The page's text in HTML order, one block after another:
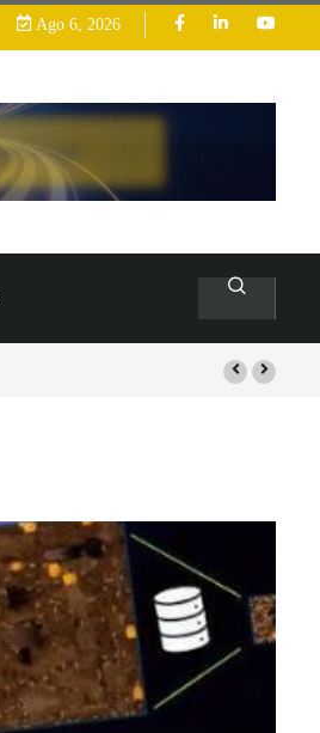
Ago 6, 2026